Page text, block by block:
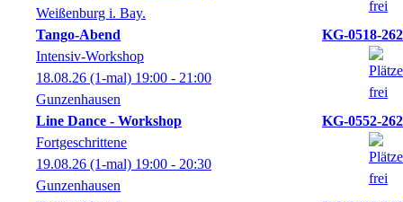
Weißenburg i. Bay.
Tango-Abend
KG-0518-262
Intensiv-Workshop
18.08.26 (1-mal) 19:00 - 21:00
Gunzenhausen
Line Dance - Workshop
KG-0552-262
Fortgeschrittene
19.08.26 (1-mal) 19:00 - 20:30
Gunzenhausen